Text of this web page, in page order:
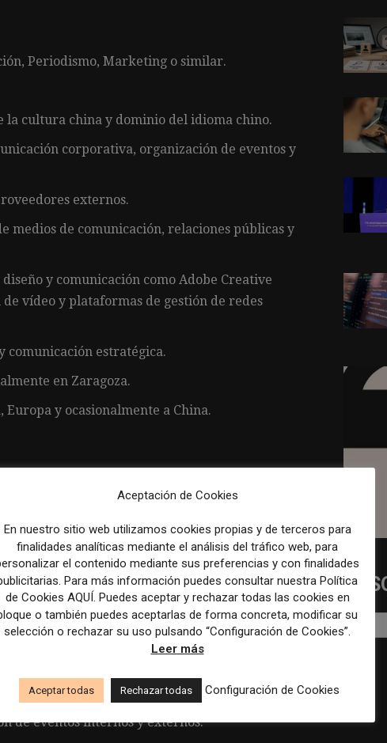
Periodismo, Marketing o similar.
la cultura china y dominio del idioma chino.
corporativa, organización de eventos y
externos.
medios de comunicación, relaciones públicas y
y comunicación como Adobe Creative
vídeo y plataformas de gestión de redes
comunicación estratégica.
en Zaragoza.
y ocasionalmente a China.
corporativa e interna alineado con la
inauguraciones, lanzamientos,
comunicación, agencias y proveedores externos.
comunicados, discursos y presentaciones
interna orientadas a fomentar la transparencia
de eventos internos y externos.
Aceptación de Cookies
En nuestro sitio web utilizamos cookies propias y de terceros para
finalidades analíticas mediante el análisis del tráfico web, para
el contenido mediante sus preferencias y con finalidades
Para más información puedes consultar nuestra Política
de Cookies AQUÍ. Puedes aceptar y rechazar todas las cookies en
o también puedes aceptarlas de forma concreta, modificar su
selección o rechazar su uso pulsando “Configuración de Cookies”.
Leer más
Aceptar todas Rechazar todas Configuración de Cookies